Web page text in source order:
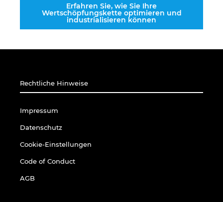
Erfahren Sie, wie Sie Ihre
Wertschöpfungskette optimieren und
industrialisieren können
Rechtliche Hinweise
Impressum
Datenschutz
Cookie-Einstellungen
Code of Conduct
AGB